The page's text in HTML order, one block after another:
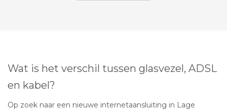
Wat is het verschil tussen glasvezel, ADSL
en kabel?
Op zoek naar een nieuwe internetaansluiting in Lage